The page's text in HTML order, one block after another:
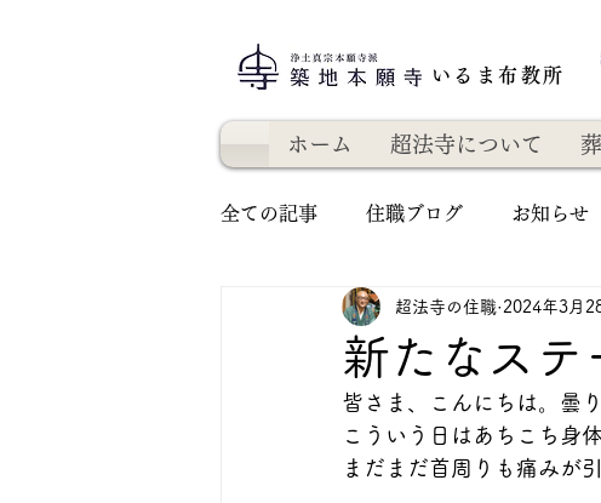
いるま布教所
ホーム 超法寺について
全ての記事 住職ブログ お知らせ
新たなステ
超法寺の住職 2024年3月
皆さま、こんにちは。曇
こういう日はあちこち身
まだまだ首周りも痛みが